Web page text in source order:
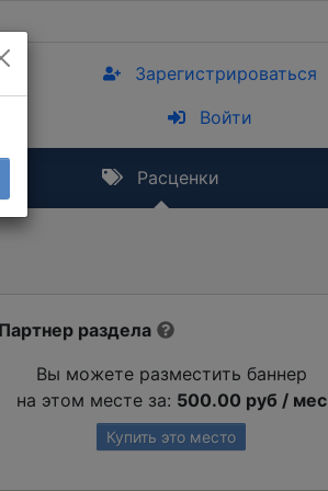
Зарегистрироваться
Войти
Расценки
Партнер раздела
Вы можете разместить баннер
на этом месте за: 500.00 руб / мес
Купить это место